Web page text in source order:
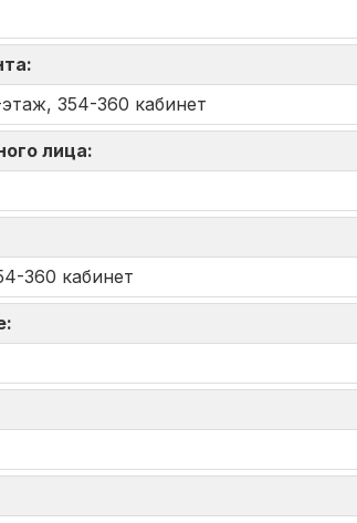
354-360 кабинет
лица:
360 кабинет